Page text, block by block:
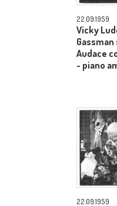
22.09.1959
Vicky
Audace
- piano
22.09.1959